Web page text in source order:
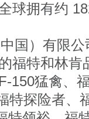
球拥有约
国）有限
福特和林
150猛禽、
特探险者、